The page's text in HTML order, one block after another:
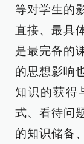
等对学生的
直接、最具
是最完备的
的思想影响
知识的获得
式、看待问
的知识储备